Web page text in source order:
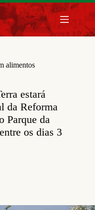
alimentos
estará
da Reforma
Parque da
os dias 3